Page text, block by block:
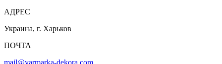
АДРЕС
Украина, г. Харьков
ПОЧТА
mail@yarmarka-dekora.com